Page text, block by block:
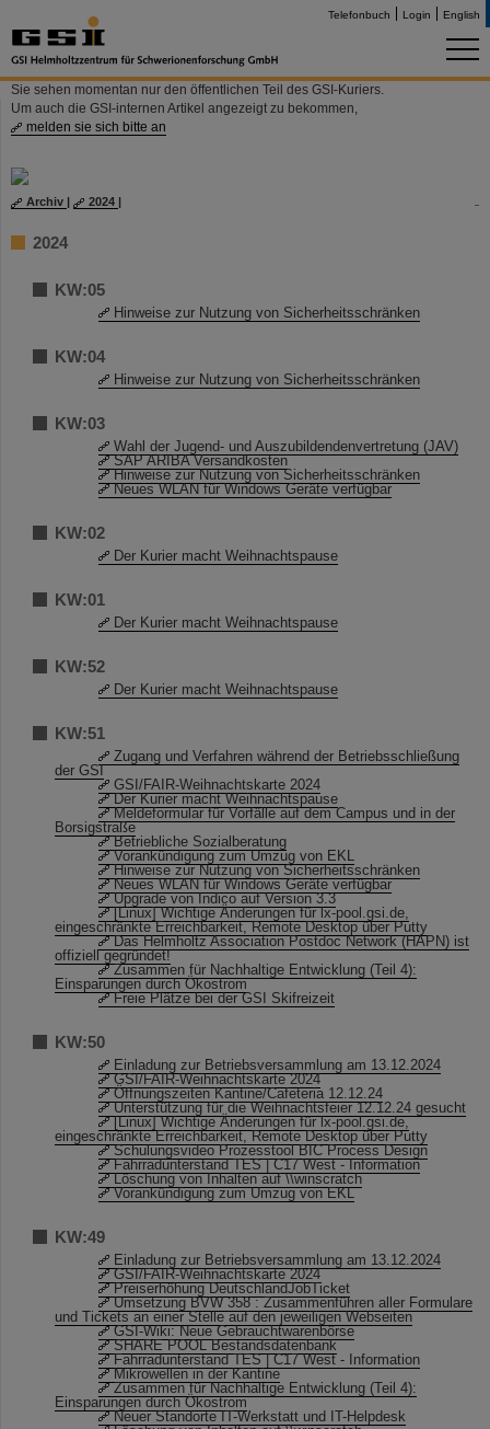
Telefonbuch Login English
Sie sehen momentan nur den öffentlichen Teil des GSI-Kuriers.
Um auch die GSI-internen Artikel angezeigt zu bekommen,
melden sie sich bitte an
Archiv | 2024 |
2024
KW:05
Hinweise zur Nutzung von Sicherheitsschränken
KW:04
Hinweise zur Nutzung von Sicherheitsschränken
KW:03
Wahl der Jugend- und Auszubildendenvertretung (JAV)
SAP ARIBA Versandkosten
Hinweise zur Nutzung von Sicherheitsschränken
Neues WLAN für Windows Geräte verfügbar
KW:02
Der Kurier macht Weihnachtspause
KW:01
Der Kurier macht Weihnachtspause
KW:52
Der Kurier macht Weihnachtspause
KW:51
Zugang und Verfahren während der Betriebsschließung
der GSI
GSI/FAIR-Weihnachtskarte 2024
Der Kurier macht Weihnachtspause
Meldeformular für Vorfälle auf dem Campus und in der
Borsigstraße
Betriebliche Sozialberatung
Vorankündigung zum Umzug von EKL
Hinweise zur Nutzung von Sicherheitsschränken
Neues WLAN für Windows Geräte verfügbar
Upgrade von Indico auf Version 3.3
[Linux] Wichtige Änderungen für lx-pool.gsi.de,
eingeschränkte Erreichbarkeit, Remote Desktop über Putty
Das Helmholtz Association Postdoc Network (HAPN) ist
offiziell gegründet!
Zusammen für Nachhaltige Entwicklung (Teil 4):
Einsparungen durch Ökostrom
Freie Plätze bei der GSI Skifreizeit
KW:50
Einladung zur Betriebsversammlung am 13.12.2024
GSI/FAIR-Weihnachtskarte 2024
Öffnungszeiten Kantine/Cafeteria 12.12.24
Unterstützung für die Weihnachtsfeier 12.12.24 gesucht
[Linux] Wichtige Änderungen für lx-pool.gsi.de,
eingeschränkte Erreichbarkeit, Remote Desktop über Putty
Schulungsvideo Prozesstool BIC Process Design
Fahrradunterstand TES | C17 West - Information
Löschung von Inhalten auf \\winscratch
Vorankündigung zum Umzug von EKL
KW:49
Einladung zur Betriebsversammlung am 13.12.2024
GSI/FAIR-Weihnachtskarte 2024
Preiserhöhung DeutschlandJobTicket
Umsetzung BVW 358 : Zusammenführen aller Formulare
und Tickets an einer Stelle auf den jeweiligen Webseiten
GSI-Wiki: Neue Gebrauchtwarenbörse
SHARE POOL Bestandsdatenbank
Fahrradunterstand TES | C17 West - Information
Mikrowellen in der Kantine
Zusammen für Nachhaltige Entwicklung (Teil 4):
Einsparungen durch Ökostrom
Neuer Standorte IT-Werkstatt und IT-Helpdesk